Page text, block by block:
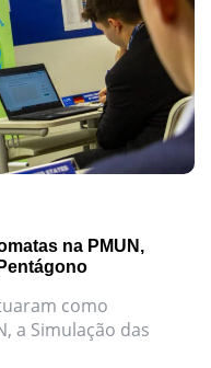
na PMUN,
como
a Simulação das